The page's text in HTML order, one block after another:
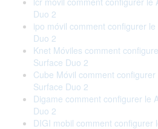
Duo 2
ipo móvil comment configurer
Duo 2
Knet Móviles comment
Surface Duo 2
Cube Móvil comment
Surface Duo 2
Digame comment configurer le
Duo 2
DIGI mobil comment configurer